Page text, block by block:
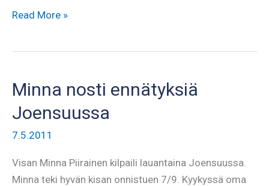
Asko
Read More »
Minna nosti ennätyksiä
Joensuussa
7.5.2011
Visan Minna Piirainen kilpaili lauantaina Joensuussa.
Minna teki hyvän kisan onnistuen 7/9. Kyykyssä oma